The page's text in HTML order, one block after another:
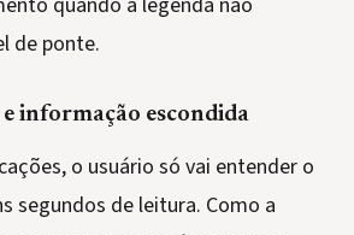
de ponte.
informação escondida
o usuário só vai entender o
segundos de leitura. Como a